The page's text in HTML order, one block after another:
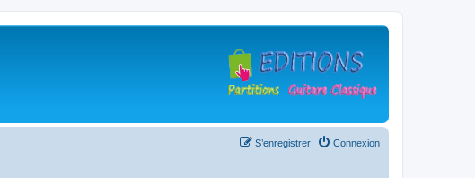
Connexion
S’enregistrer